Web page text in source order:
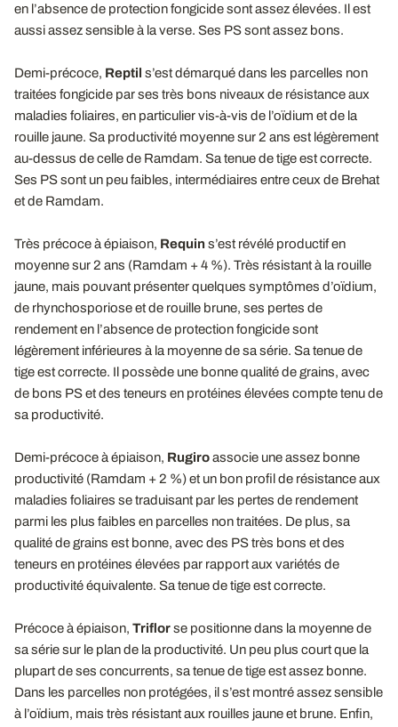
en l’absence de protection fongicide sont assez élevées. Il est
aussi assez sensible à la verse. Ses PS sont assez bons.
Demi-précoce, Reptil s’est démarqué dans les parcelles non
traitées fongicide par ses très bons niveaux de résistance aux
maladies foliaires, en particulier vis-à-vis de l’oïdium et de la
rouille jaune. Sa productivité moyenne sur 2 ans est légèrement
au-dessus de celle de Ramdam. Sa tenue de tige est correcte.
Ses PS sont un peu faibles, intermédiaires entre ceux de Brehat
et de Ramdam.
Très précoce à épiaison, Requins’est révélé productif en
moyenne sur 2 ans (Ramdam + 4 %). Très résistant à la rouille
jaune, mais pouvant présenter quelques symptômes d’oïdium,
de rhynchosporiose et de rouille brune, ses pertes de
rendement en l’absence de protection fongicide sont
légèrement inférieures à la moyenne de sa série. Sa tenue de
tige est correcte. Il possède une bonne qualité de grains, avec
de bons PS et des teneurs en protéines élevées compte tenu de
sa productivité.
Demi-précoce à épiaison, Rugiroassocie une assez bonne
productivité (Ramdam + 2 %) et un bon profil de résistance aux
maladies foliaires se traduisant par les pertes de rendement
parmi les plus faibles en parcelles non traitées. De plus, sa
qualité de grains est bonne, avec des PS très bons et des
teneurs en protéines élevées par rapport aux variétés de
productivité équivalente. Sa tenue de tige est correcte.
Précoce à épiaison, Triflorse positionne dans la moyenne de
sa série sur le plan de la productivité. Un peu plus court que la
plupart de ses concurrents, sa tenue de tige est assez bonne.
Dans les parcelles non protégées, il s’est montré assez sensible
à l’oïdium, mais très résistant aux rouilles jaune et brune. Enfin,